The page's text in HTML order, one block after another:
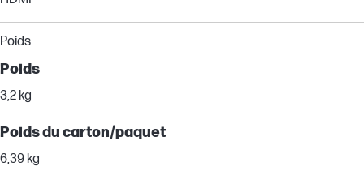
Poids
Poids
3,2 kg
Poids du carton/paquet
6,39 kg